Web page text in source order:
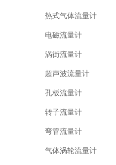
热式气体流量计
电磁流量计
涡街流量计
超声波流量计
孔板流量计
转子流量计
弯管流量计
气体涡轮流量计